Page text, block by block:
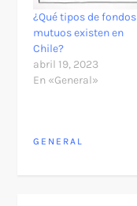
¿Qué tipos de fondos
mutuos existen en
Chile?
abril 19, 2023
En «General»
GENERAL